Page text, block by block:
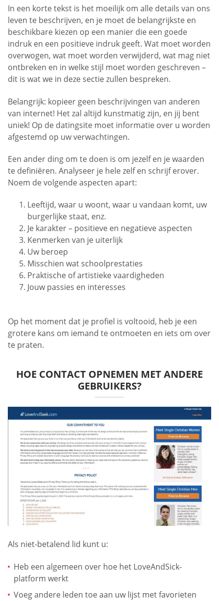
In een korte tekst is het moeilijk om alle details van ons
leven te beschrijven, en je moet de belangrijkste en
beschikbare kiezen op een manier die een goede
indruk en een positieve indruk geeft. Wat moet worden
overwogen, wat moet worden verwijderd, wat mag niet
ontbreken en in welke stijl moet worden geschreven –
dit is wat we in deze sectie zullen bespreken.
Belangrijk: kopieer geen beschrijvingen van anderen
van internet! Het zal altijd kunstmatig zijn, en jij bent
uniek! Op de datingsite moet informatie over u worden
afgestemd op uw verwachtingen.
Een ander ding om te doen is om jezelf en je waarden
te definiëren. Analyseer je hele zelf en schrijf erover.
Noem de volgende aspecten apart:
Leeftijd, waar u woont, waar u vandaan komt, uw
burgerlijke staat, enz.
Je karakter – positieve en negatieve aspecten
Kenmerken van je uiterlijk
Uw beroep
Misschien wat schoolprestaties
Praktische of artistieke vaardigheden
Jouw passies en interesses
Op het moment dat je profiel is voltooid, heb je een
grotere kans om iemand te ontmoeten en iets om over
te praten.
HOE CONTACT OPNEMEN MET ANDERE
GEBRUIKERS?
Als niet-betalend lid kunt u:
Heb een algemeen over hoe het LoveAndSick-
platform werkt
Voeg andere leden toe aan uw lijst met favorieten